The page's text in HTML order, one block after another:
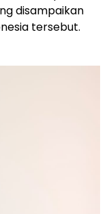
disampaikan
tersebut.